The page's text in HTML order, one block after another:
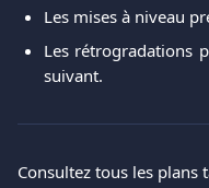
Les mises à niveau
Les rétrogradations
suivant.
Consultez tous les plans